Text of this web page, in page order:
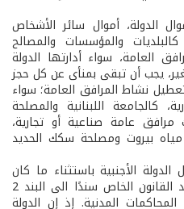
الدولة، أموال سائر الأشخاص
والمؤسسات والمصالح
العامة، سواء أدارتها الدولة
يجب أن تبقى بمنأى عن كل حجز
نشاط المرافق العامة؛ سواء
كالجامعة اللبنانية والمصلحة
مرافق عامة صناعية أو تجارية،
بيروت ومصلحة سكك الحديد
الأجنبية باستثناء ما كان
منها موضوع تعامل خاضع لقواعد القانون الخاص سندًا الى البند 2
أصول المحاكمات المدنية. إذ إن الدولة